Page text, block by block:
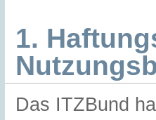
1.
Das ITZBund